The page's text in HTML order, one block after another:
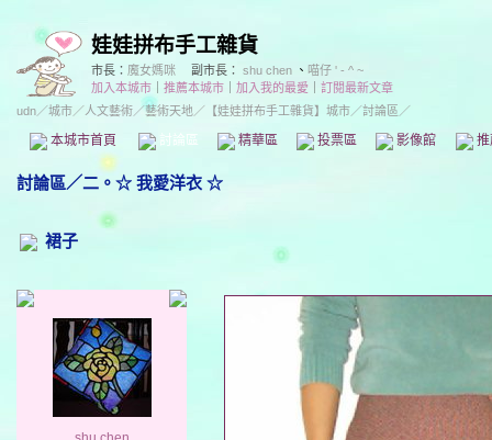
娃娃拼布手工雜貨
市長： 魔女媽咪 副市長： shu chen 、 喵仔 ' - ^ ~
加入本城市
推薦本城市 加入我的最愛
訂閱最新文章
udn／城市／人文藝術／藝術天地／ 【娃娃拼布手工雜貨】城市／討論區／
本城市首頁 討論區 精華區 投票區 影像館
討論區／二。☆ 我愛洋衣 ☆
裙子